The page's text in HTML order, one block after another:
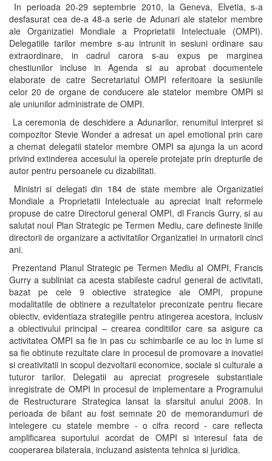
In perioada 20-29 septembrie 2010, la Geneva, Elvetia, s-a
desfasurat cea de-a 48-a serie de Adunari ale statelor membre
ale Organizatiei Mondiale a Proprietatii Intelectuale (OMPI).
Delegatiile tarilor membre s-au intrunit in sesiuni ordinare sau
extraordinare, in cadrul carora s-au expus pe marginea
chestiunilor incluse in Agenda si au aprobat documentele
elaborate de catre Secretariatul OMPI referitoare la sesiunile
celor 20 de organe de conducere ale statelor membre OMPI si
ale uniunilor administrate de OMPI.
La ceremonia de deschidere a Adunarilor, renumitul interpret si
compozitor Stevie Wonder a adresat un apel emotional prin care
a chemat delegatii statelor membre OMPI sa ajunga la un acord
privind extinderea accesului la operele protejate prin drepturile de
autor pentru persoanele cu dizabilitati.
Ministri si delegati din 184 de state membre ale Organizatiei
Mondiale a Proprietatii Intelectuale au apreciat inalt reformele
propuse de catre Directorul general OMPI, dl Francis Gurry, si au
salutat noul Plan Strategic pe Termen Mediu, care defineste liniile
directorii de organizare a activitatilor Organizatiei in urmatorii cinci
ani.
Prezentand Planul Strategic pe Termen Mediu al OMPI, Francis
Gurry a subliniat ca acesta stabileste cadrul general de activitati,
bazat pe cele 9 obiective strategice ale OMPI, propune
modalitatile de obtinere a rezultatelor preconizate pentru fiecare
obiectiv, evidentiaza strategiile pentru atingerea acestora, inclusiv
a obiectivului principal – crearea conditiilor care sa asigure ca
activitatea OMPI sa fie in pas cu schimbarile ce au loc in lume si
sa fie obtinute rezultate clare in procesul de promovare a inovatiei
si creativitatii in scopul dezvoltarii economice, sociale si culturale a
tuturor tarilor. Delegatii au apreciat progresele substantiale
inregistrate de OMPI in procesul de implementare a Programului
de Restructurare Strategica lansat la sfarsitul anului 2008. In
perioada de bilant au fost semnate 20 de memorandumuri de
intelegere cu statele membre - o cifra record - care reflecta
amplificarea suportului acordat de OMPI si interesul fata de
cooperarea bilaterala, incluzand asistenta tehnica si juridica.